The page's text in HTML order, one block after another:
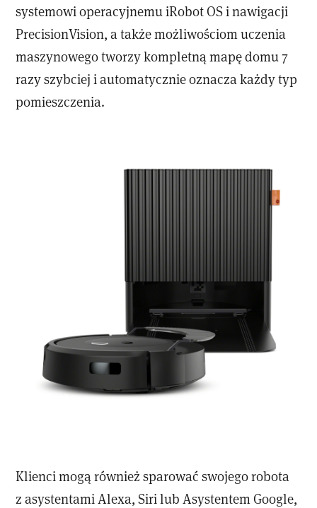
systemowi operacyjnemu iRobot OS i nawigacji
PrecisionVision, a także możliwościom uczenia
maszynowego tworzy kompletną mapę domu 7
razy szybciej i automatycznie oznacza każdy typ
pomieszczenia.
Klienci mogą również sparować swojego robota
z asystentami Alexa, Siri lub Asystentem Google,